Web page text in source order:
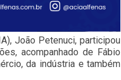
João Petenuci, participou
acompanhado de Fábio
da indústria e também